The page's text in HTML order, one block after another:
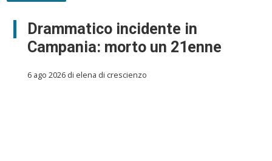
Drammatico incidente in
Campania: morto un 21enne
6 ago 2026 di elena di crescienzo